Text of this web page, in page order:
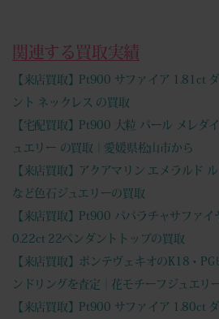
関連する買取実績
【来店買取】Pt900 サファイア 1.81ct
ント ネックレス の買取
【宅配買取】Pt900 大粒 パール メレダ
ュエリー の買取｜愛媛県松山市から
【来店買取】アクアマリン エメラルド
など色石ジュエリーの買取
【来店買取】Pt900 パパラチャサファ
0.22ct 22ペンダントトップの買取
【来店買取】ポンテヴェキオのK18・
ンドリングを査定｜花モチーフジュエリ
【来店買取】Pt900 サファイア 1.80ct